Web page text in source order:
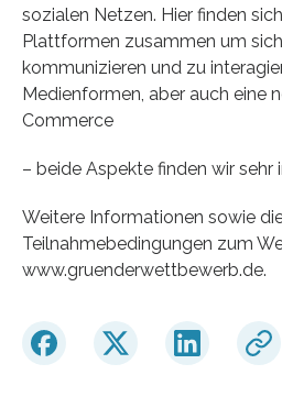
sozialen Netzen. Hier finden
Plattformen zusammen um
kommunizieren und zu
Medienformen, aber auch eine
Commerce
– beide Aspekte finden wir sehr
Weitere Informationen sowie
Teilnahmebedingungen zum
www.gruenderwettbewerb.de.